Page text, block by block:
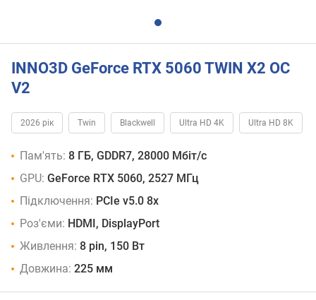
INNO3D GeForce RTX 5060 TWIN X2 OC
V2
2026 рік Twin Blackwell Ultra HD 4K Ultra HD 8K
Пам'ять: 8 ГБ, GDDR7, 28000 Мбіт/с
GPU: GeForce RTX 5060, 2527 МГц
Підключення: PCIe v5.0 8x
Роз'єми: HDMI, DisplayPort
Живлення: 8 pin, 150 Вт
Довжина: 225 мм